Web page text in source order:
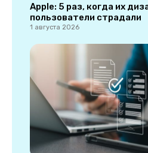
Apple: 5 раз, когда их
пользователи страдали
1 августа 2026